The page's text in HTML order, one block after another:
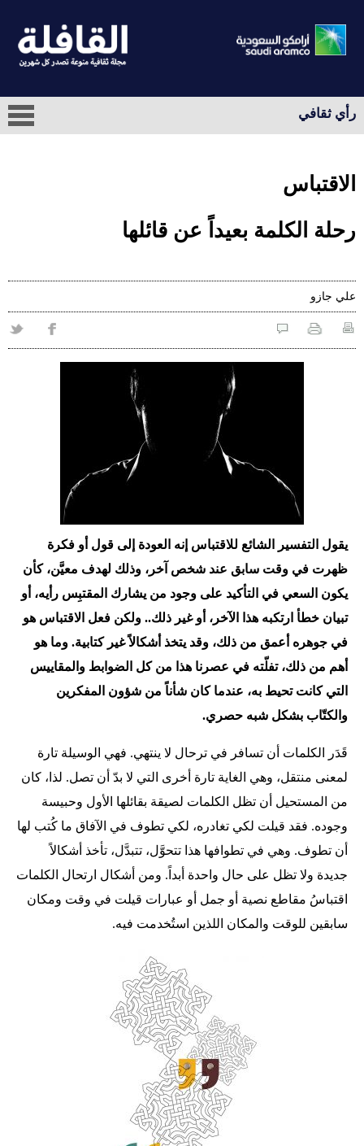
رأي ثقافي
الاقتباس
رحلة الكلمة بعيداً عن قائلها
علي‭ ‬جازو
يقول التفسير الشائع للاقتباس إنه العودة إلى قول أو فكرة
ظهرت في وقت سابق عند شخص آخر، وذلك لهدف معيَّن، كأن
يكون السعي في التأكيد على وجود من يشارك المقتبِس رأيه، أو
تبيان خطأ ارتكبه هذا الآخر، أو غير ذلك.. ولكن فعل الاقتباس هو
في جوهره أعمق من ذلك، وقد يتخذ أشكالاً غير كتابية. وما هو
أهم من ذلك، تفلّته في عصرنا هذا من كل الضوابط والمقاييس
التي كانت تحيط به، عندما كان شأناً من شؤون المفكرين
والكتّاب بشكل شبه حصري.
قَدَر الكلمات أن تسافر في ترحال لا ينتهي. فهي الوسيلة تارة
لمعنى منتقل، وهي الغاية تارة أخرى التي لا بدّ أن تصل. لذا، كان
من المستحيل أن تظل الكلمات لصيقة بقائلها الأول وحبيسة
وجوده. فقد قيلت لكي تغادره، لكي تطوف في الآفاق ما كُتب لها
أن تطوف. وهي في تطوافها هذا تتحوَّل، تتبدَّل، تأخذ أشكالاً
جديدة ولا تظل على حال واحدة أبداً. ومن أشكال ارتحال الكلمات
اقتباسُ مقاطع نصية أو جمل أو عبارات قيلت في وقت ومكان
سابقين للوقت والمكان اللذين استُخدمت فيه.